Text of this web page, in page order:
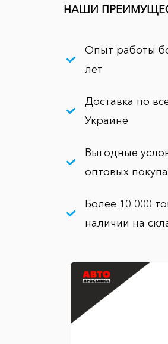
НАШИ
Опыт работы
лет
Доставка по
Украине
Выгодные
оптовых
Более 10 000
наличии на